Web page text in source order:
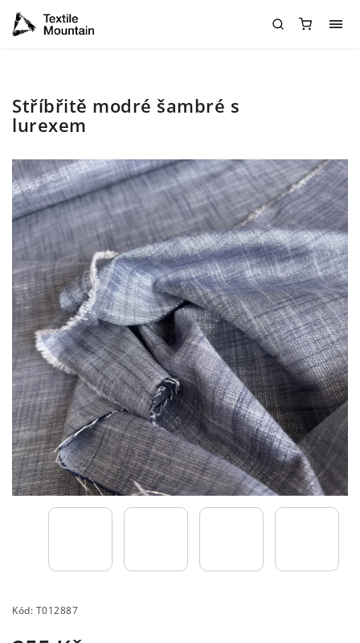
Stříbřitě modré šambré s
lurexem
Kód: T012887